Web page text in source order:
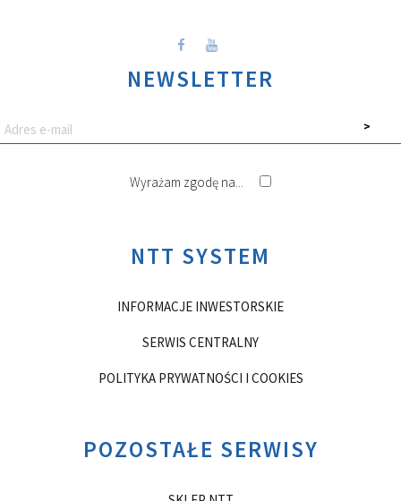
NEWSLETTER
Wyrażam zgodę na...
NTT SYSTEM
INFORMACJE INWESTORSKIE
SERWIS CENTRALNY
POLITYKA PRYWATNOŚCI I COOKIES
POZOSTAŁE SERWISY